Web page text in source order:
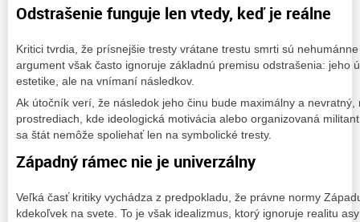
Odstrašenie funguje len vtedy, keď je reálne
Kritici tvrdia, že prísnejšie tresty vrátane trestu smrti sú
argument však často ignoruje základnú premisu odstrašenia: jeho
estetike, ale na vnímaní následkov.
Ak útočník verí, že následok jeho činu bude maximálny a
prostrediach, kde ideologická motivácia alebo organizovaná
sa štát nemôže spoliehať len na symbolické tresty.
Západný rámec nie je univerzálny
Veľká časť kritiky vychádza z predpokladu, že právne normy
kdekoľvek na svete. To je však idealizmus, ktorý ignoruje realitu